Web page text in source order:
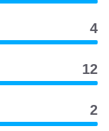
4
12
2